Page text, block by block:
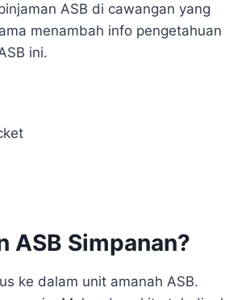
ASB di cawangan yang
menambah info pengetahuan
ini.
ASB Simpanan?
ke dalam unit amanah ASB.